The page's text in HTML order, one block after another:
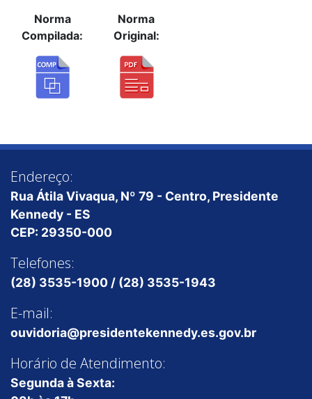
Norma
Compilada:
Norma
Original:
Endereço:
Rua Átila Vivaqua, Nº 79 - Centro, Presidente
Kennedy - ES
CEP: 29350-000
Telefones:
(28) 3535-1900 / (28) 3535-1943
E-mail:
ouvidoria@presidentekennedy.es.gov.br
Horário de Atendimento:
Segunda à Sexta: